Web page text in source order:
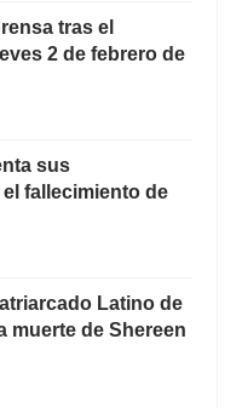
tras el
2 de febrero de
sus
fallecimiento de
Latino de
de Shereen